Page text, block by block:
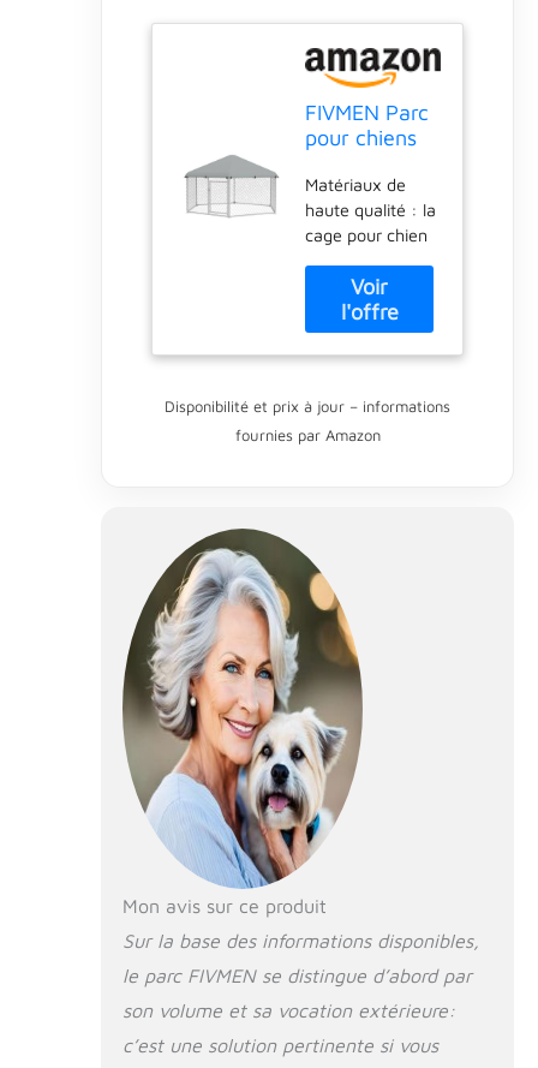
FIVMEN Parc
pour chiens
280x250x165
cm Grand
cage pour
chiens Niche
pour chiens
Niche pour
chiens en
acier
avec
protection
chiens
Matériaux de
haute qualité : la
cage pour chien
structure robuste
et durable en
acier galvanisé,
associée à des
plastique
durables, avec
si elle est
exposée à
l'extérieur
pendant une
longue période,
elle reste aussi
solide que neuve
Toit pare-soleil :
La cage pour
chien est équipée
d'un toit étanche
en matériau PE
résistant aux UV
intempéries, qui
protège vos
animaux de
compagnie de la
pluie, des rayons
UV, de la neige
Disponibilité et prix à jour – informations
fournies par Amazon
Mon avis sur ce produit
Sur la base des informations disponibles,
le parc FIVMEN se distingue d’abord par
son volume et sa vocation extérieure:
c’est une solution pertinente si vous